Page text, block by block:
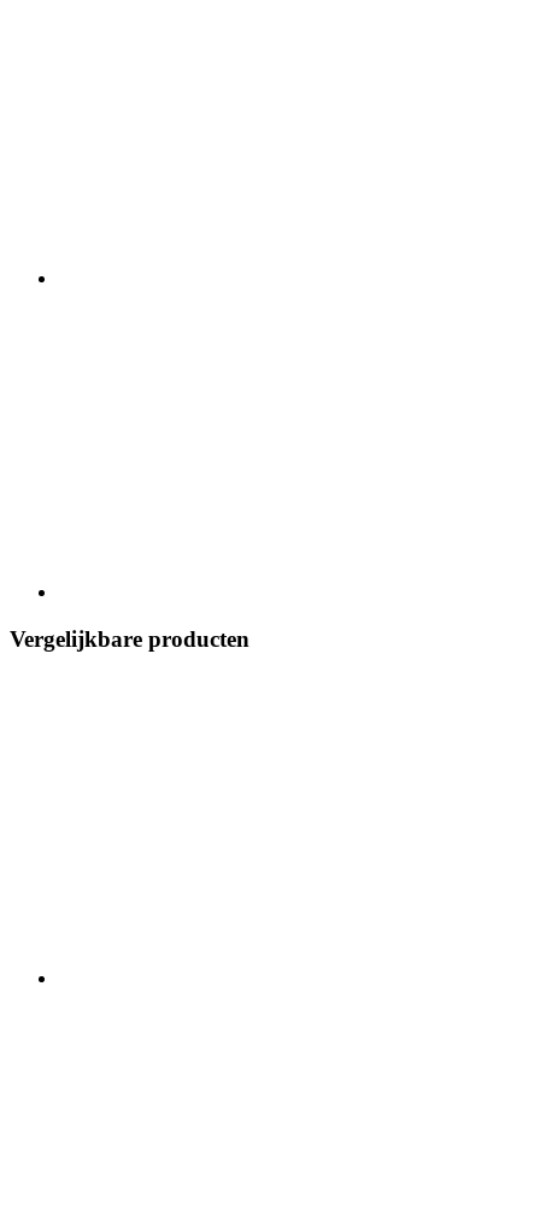
Vergelijkbare producten